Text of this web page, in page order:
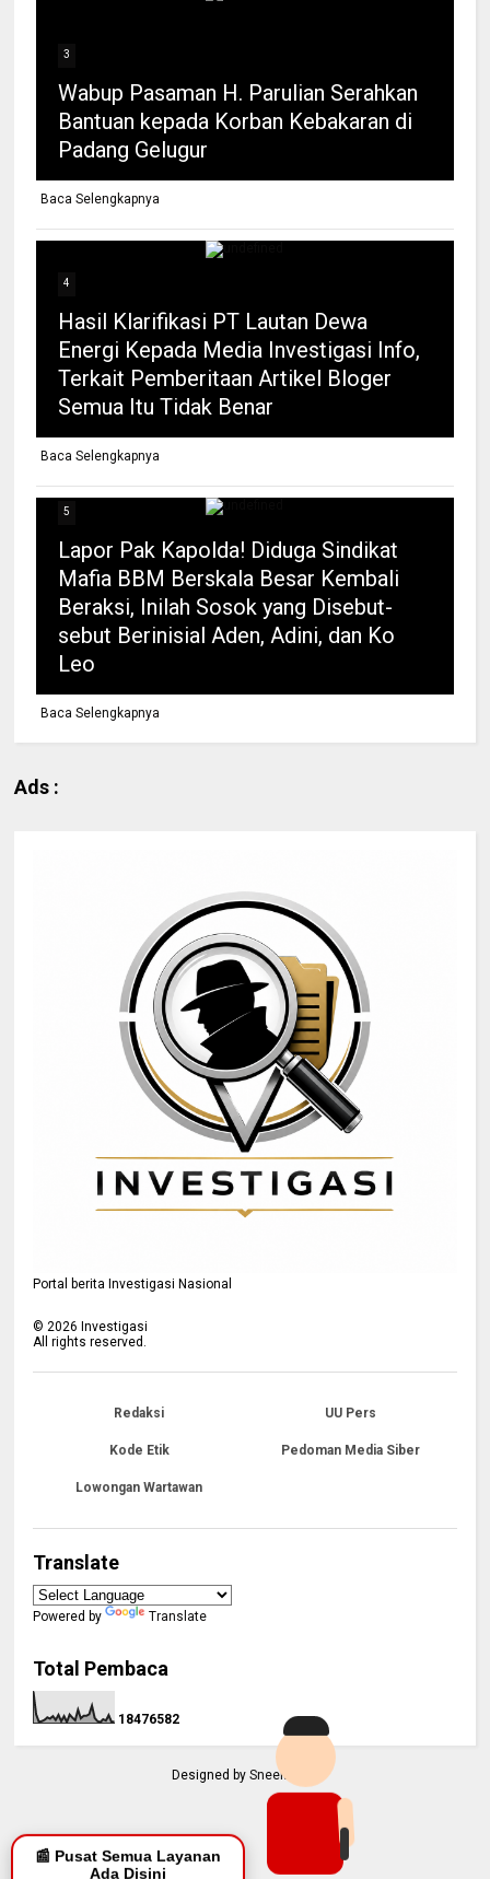
📰 Pusat Semua Layanan
Ada Disini
3
Wabup Pasaman H. Parulian Serahkan
Bantuan kepada Korban Kebakaran di
Padang Gelugur
Baca Selengkapnya
4
Hasil Klarifikasi PT Lautan Dewa
Energi Kepada Media Investigasi Info,
Terkait Pemberitaan Artikel Bloger
Semua Itu Tidak Benar
Baca Selengkapnya
5
Lapor Pak Kapolda! Diduga Sindikat
Mafia BBM Berskala Besar Kembali
Beraksi, Inilah Sosok yang Disebut-
sebut Berinisial Aden, Adini, dan Ko
Leo
Baca Selengkapnya
Ads :
Portal berita Investigasi Nasional
©2026 Investigasi
All rights reserved.
Redaksi UU Pers
Kode Etik Pedoman Media Siber
Lowongan Wartawan
Translate
Powered by Translate
Total Pembaca
1 8476582
Designed by Sneeit.Com